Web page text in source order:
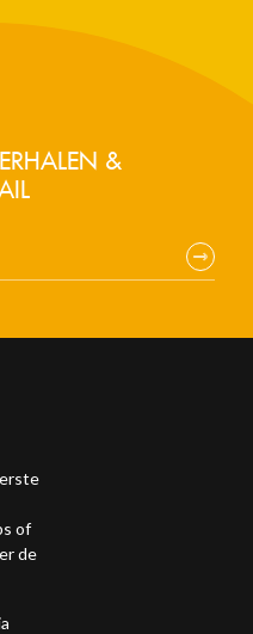
&
of
de